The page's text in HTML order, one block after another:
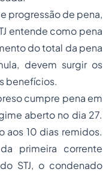
progressão de pena,
entende como pena
do total da pena
devem surgir os
benefícios.
cumpre pena em
aberto no dia 27.
aos 10 dias remidos.
primeira corrente
STJ, o condenado